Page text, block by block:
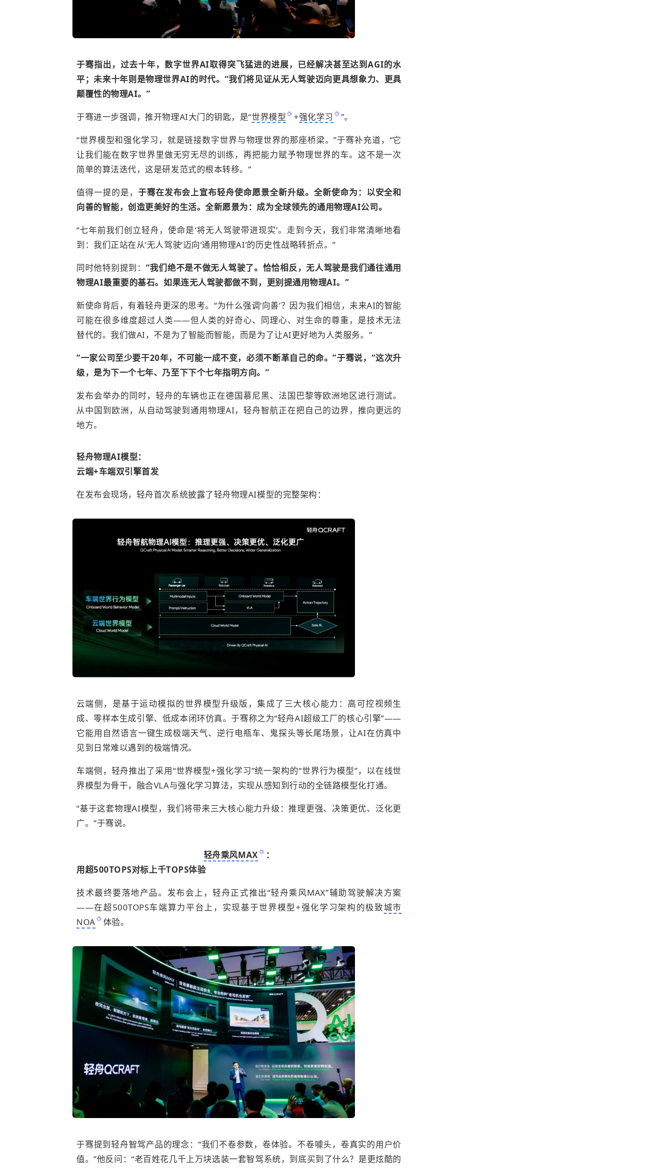
于骞指出，过去十年，数字世界AI取得突飞猛进的进展，已经解决甚至达到AGI的水
平；未来十年则是物理世界AI的时代。“我们将见证从无人驾驶迈向更具想象力、更具
颠覆性的物理AI。”
于骞进一步强调，推开物理AI大门的钥匙，是“世界模型 +强化学习 ”。
“世界模型和强化学习，就是链接数字世界与物理世界的那座桥梁。”于骞补充道，“它
让我们能在数字世界里做无穷无尽的训练，再把能力赋予物理世界的车。这不是一次
简单的算法迭代，这是研发范式的根本转移。”
值得一提的是， 于骞在发布会上宣布轻舟使命愿景全新升级。全新使命为：以安全和
向善的智能，创造更美好的生活。全新愿景为：成为全球领先的通用物理AI公司。
“七年前我们创立轻舟，使命是‘将无人驾驶带进现实’。走到今天，我们非常清晰地看
到：我们正站在从‘无人驾驶’迈向‘通用物理AI’的历史性战略转折点。”
同时他特别提到： “我们绝不是不做无人驾驶了。恰恰相反，无人驾驶是我们通往通用
物理AI最重要的基石。如果连无人驾驶都做不到，更别提通用物理AI。”
新使命背后，有着轻舟更深的思考。“为什么强调‘向善’？因为我们相信，未来AI的智能
可能在很多维度超过人类——但人类的好奇心、同理心、对生命的尊重，是技术无法
替代的。我们做AI，不是为了智能而智能，而是为了让AI更好地为人类服务。”
“一家公司至少要干20年，不可能一成不变，必须不断革自己的命。”于骞说，“这次升
级，是为下一个七年、乃至下下个七年指明方向。”
发布会举办的同时，轻舟的车辆也正在德国慕尼黑、法国巴黎等欧洲地区进行测试。
从中国到欧洲，从自动驾驶到通用物理AI，轻舟智航正在把自己的边界，推向更远的
地方。
轻舟物理AI模型：
云端+车端双引擎首发
在发布会现场，轻舟首次系统披露了轻舟物理AI模型的完整架构：
云端侧，是基于运动模拟的世界模型升级版，集成了三大核心能力：高可控视频生
成、零样本生成引擎、低成本闭环仿真。于骞称之为“轻舟AI超级工厂的核心引擎”——
它能用自然语言一键生成极端天气、逆行电瓶车、鬼探头等长尾场景，让AI在仿真中
见到日常难以遇到的极端情况。
车端侧，轻舟推出了采用“世界模型+强化学习”统一架构的“世界行为模型”，以在线世
界模型为骨干，融合VLA与强化学习算法，实现从感知到行动的全链路模型化打通。
“基于这套物理AI模型，我们将带来三大核心能力升级：推理更强、决策更优、泛化更
广。”于骞说。
轻舟乘风MAX
：
用超500TOPS对标上千TOPS体验
技术最终要落地产品。发布会上，轻舟正式推出“轻舟乘风MAX”辅助驾驶解决方案
——在超500TOPS车端算力平台上，实现基于世界模型+强化学习架构的极致城市
NOA
体验。
于骞提到轻舟智驾产品的理念：“我们不卷参数，卷体验。不卷噱头，卷真实的用户价
值。”他反问：“老百姓花几千上万块选装一套智驾系统，到底买到了什么？是更炫酷的